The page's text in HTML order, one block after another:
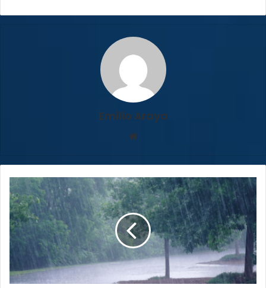
Emilio Araya
CNE
cambia
alerta
en
el
Pacifico
e
intensifica